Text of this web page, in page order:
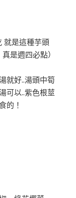
就是這種芋頭
是週四必點）
就好..湯頭中筍
可以..紫色根莖
的！